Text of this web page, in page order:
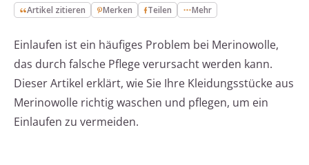
Artikel zitieren Merken Teilen Mehr
Einlaufen ist ein häufiges Problem bei Merinowolle,
das durch falsche Pflege verursacht werden kann.
Dieser Artikel erklärt, wie Sie Ihre Kleidungsstücke aus
Merinowolle richtig waschen und pflegen, um ein
Einlaufen zu vermeiden.